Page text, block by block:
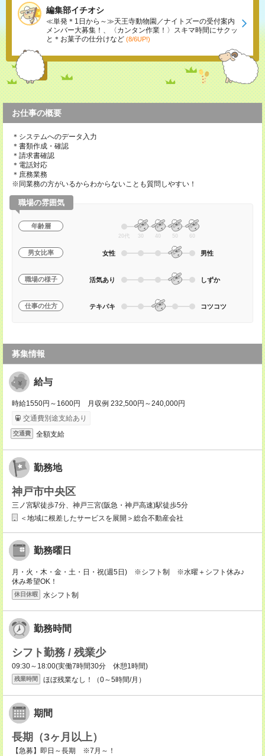
編集部イチオシ
≪単発＊1日から～≫天王寺動物園／ナイトズーの受付案内
メンバー大募集！、〈カンタン作業！〉スキマ時間にサクッ
と＊お菓子の仕分けなど (8/6UP!)
お仕事の概要
＊システムへのデータ入力
＊書類作成・確認
＊請求書確認
＊電話対応
＊庶務業務
※同業務の方がいるからわからないことも質問しやすい！
職場の雰囲気
年齢層
20代 30 40 50 60
男女比率 女性 男性
職場の様子 活気あり しずか
仕事の仕方 テキパキ コツコツ
募集情報
給与
時給1550円～1600円 月収例 232,500円～240,000円
交通費別途支給あり
交通費 全額支給
勤務地
神戸市中央区
三ノ宮駅徒歩7分、神戸三宮(阪急・神戸高速)駅徒歩5分
＜地域に根差したサービスを展開＞総合不動産会社
勤務曜日
月・火・木・金・土・日・祝(週5日) ※シフト制 ※水曜＋シフト休み♪
休み希望OK！
休日休暇 水シフト制
勤務時間
シフト勤務 / 残業少
09:30～18:00(実働7時間30分 休憩1時間)
残業時間 ほぼ残業なし！（0～5時間/月）
期間
長期（3ヶ月以上）
【急募】即日～長期 ※7月～！